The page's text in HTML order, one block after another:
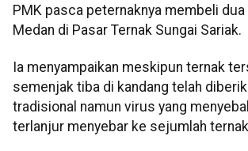
PMK pasca peternaknya membeli dua
Medan di Pasar Ternak Sungai Sariak.
Ia menyampaikan meskipun ternak
semenjak tiba di kandang telah
tradisional namun virus yang
terlanjur menyebar ke sejumlah